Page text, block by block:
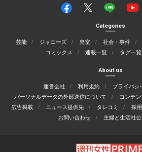
Categories
芸能 ジャニーズ 皇室 社会・事件
コミックス
連載一覧 タグ一覧
About us
運営会社 利用規約
プライバシ
パーソナルデータの外部送信について
コンテ
広告掲載
ニュース提供先 タレコミ 採
お問い合わせ
主婦と生活社